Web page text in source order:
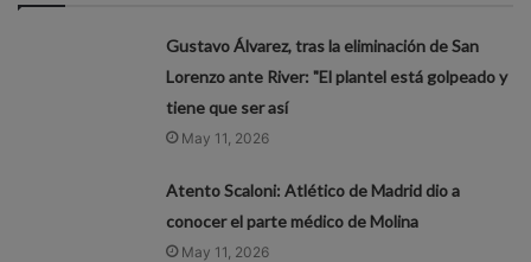
Gustavo Álvarez, tras la eliminación de San
Lorenzo ante River: "El plantel está golpeado y
tiene que ser así
May 11, 2026
Atento Scaloni: Atlético de Madrid dio a
conocer el parte médico de Molina
May 11, 2026